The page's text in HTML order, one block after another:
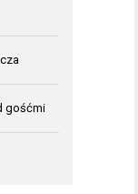
gośćmi